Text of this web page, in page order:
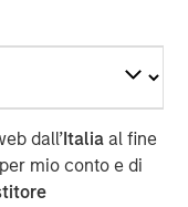
dall’Italia al fine
mio conto e di
there may
diverse external